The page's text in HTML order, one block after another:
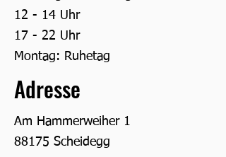
12 - 14 Uhr
17 - 22 Uhr
Montag: Ruhetag
Adresse
Am Hammerweiher 1
88175 Scheidegg